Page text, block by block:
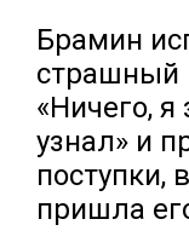
Брамин
страшный
«Ничего, я
узнал» и
поступки,
пришла